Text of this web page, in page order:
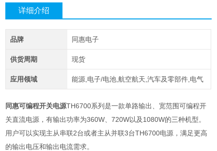
详细介绍
品牌 同惠电子
供货周期 现货
应用领域 能源,电子/电池,航空航天,汽车及零部件,电气
同惠可编程开关电源TH6700系列是一款单路输出、宽范围可编程开
关直流电源，有输出功率为360W、720W以及1080W的三种机型。
用户可以实现主从串联2台或者主从并联3台TH6700电源，满足更高
的输出电压和输出电流需求。